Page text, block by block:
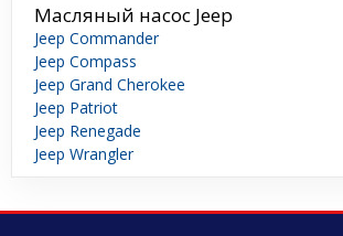
Масляный насос Jeep
Jeep Commander
Jeep Compass
Jeep Grand Cherokee
Jeep Patriot
Jeep Renegade
Jeep Wrangler